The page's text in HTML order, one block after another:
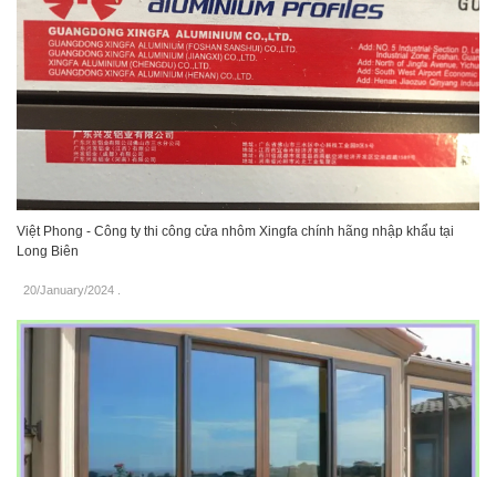
Việt Phong - Công ty thi công cửa nhôm Xingfa chính hãng nhập khẩu tại
Long Biên
20/January/2024